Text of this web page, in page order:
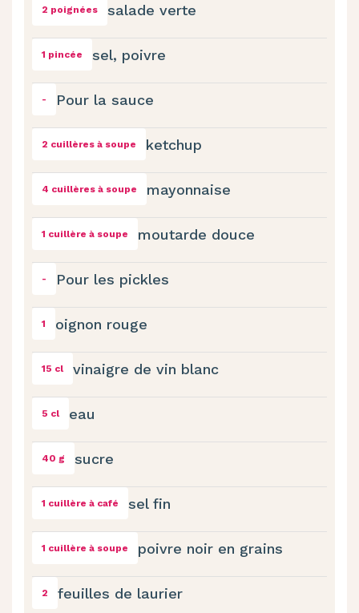
2 poignées salade verte
1 pincée sel, poivre
- Pour la sauce
2 cuillères à soupe ketchup
4 cuillères à soupe mayonnaise
1 cuillère à soupe moutarde douce
- Pour les pickles
1 oignon rouge
15 cl vinaigre de vin blanc
5 cl eau
40 g sucre
1 cuillère à café sel fin
1 cuillère à soupe poivre noir en grains
2 feuilles de laurier